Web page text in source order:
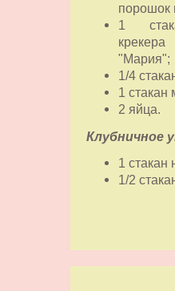
порошок
1
"Мария";
1/4
1 стакан
2 яйца.
Клубничное
1 стакан
1/2